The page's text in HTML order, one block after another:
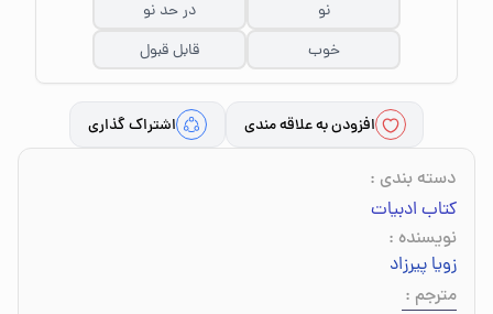
نو
در حد نو
خوب
قابل قبول
افزودن به علاقه مندی اشتراک گذاری
دسته بندی :
کتاب ادبیات
نویسنده :
زویا پیرزاد
مترجم :